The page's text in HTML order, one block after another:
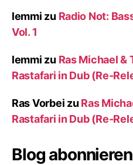
lemmi zu Radio Not:
Vol. 1
lemmi zu Ras Michael &
Rastafari in Dub (Re-
Ras Vorbei zu Ras
Rastafari in Dub (Re-
Blog abonnieren